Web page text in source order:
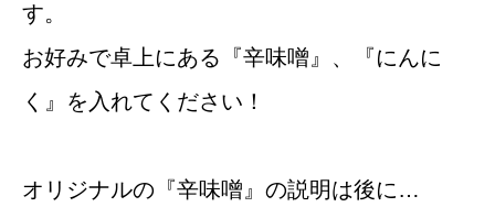
す。
お好みで卓上にある『辛味噌』、『にんに
く』を入れてください！
オリジナルの『辛味噌』の説明は後に…